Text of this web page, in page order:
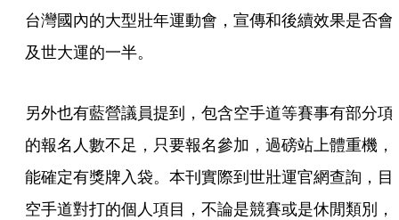
台灣國內的大型壯年運動會，宣傳和後續效果是否會
及世大運的一半。
另外也有藍營議員提到，包含空手道等賽事有部分項
的報名人數不足，只要報名參加，過磅站上體重機，
能確定有獎牌入袋。本刊實際到世壯運官網查詢，目
空手道對打的個人項目，不論是競賽或是休閒類別，